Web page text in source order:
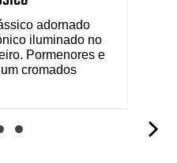
adornado
iluminado no
Pormenores e
cromados